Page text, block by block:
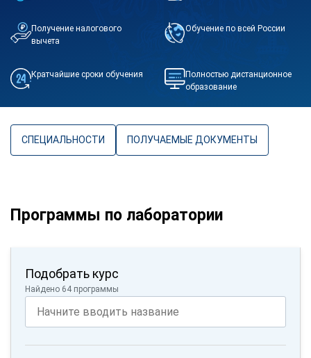
Получение налогового
вычета
Обучение по всей России
Кратчайшие сроки обучения
Полностью дистанционное
образование
СПЕЦИАЛЬНОСТИ ПОЛУЧАЕМЫЕ ДОКУМЕНТЫ
Программы по лаборатории
Подобрать курс
Найдено 64 программы